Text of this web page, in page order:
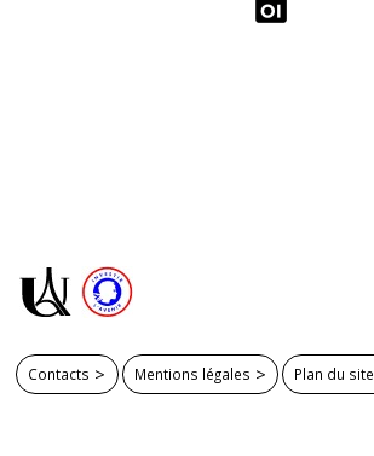
Contacts Mentions légales Plan du site